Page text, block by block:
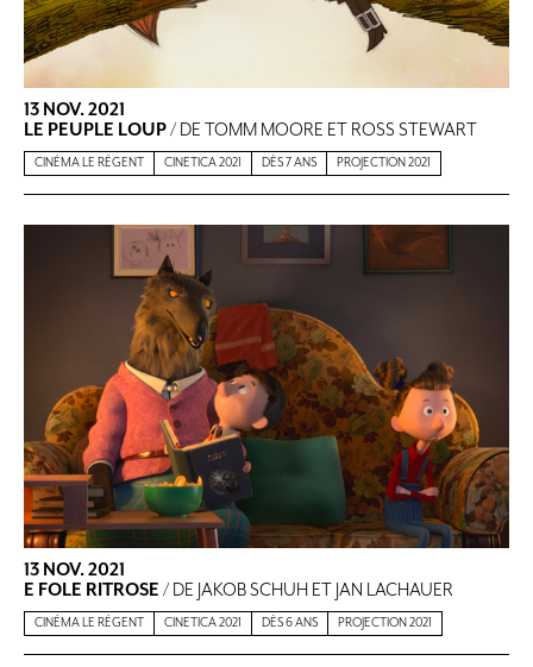
13 NOV. 2021
LE PEUPLE LOUP/ DE TOMM MOORE ET ROSS STEWART
CINÉMA LE RÉGENT CINETICA 2021 DÈS 7 ANS PROJECTION 2021
13 NOV. 2021
E FOLE RITROSE / DE JAKOB SCHUH ET JAN LACHAUER
CINÉMA LE RÉGENT CINETICA 2021 DÈS 6 ANS PROJECTION 2021